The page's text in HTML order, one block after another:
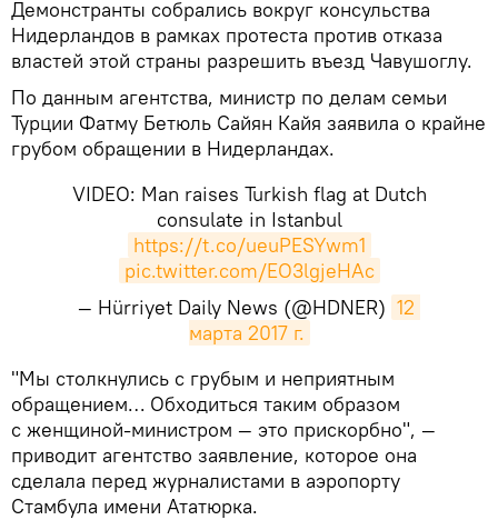
Демонстранты собрались вокруг консульства
Нидерландов в рамках протеста против отказа
властей этой страны разрешить въезд Чавушоглу.
По данным агентства, министр по делам семьи
Турции Фатму Бетюль Сайян Кайя заявила о крайне
грубом обращении в Нидерландах.
VIDEO: Man raises Turkish flag at Dutch
consulate in Istanbul
https://t.co/ueuPESYwm1
pic.twitter.com/EO3lgjeHAc
— Hürriyet Daily News (@HDNER) 12
марта 2017 г.
​"Мы столкнулись с грубым и неприятным
обращением… Обходиться таким образом
с женщиной-министром — это прискорбно", —
приводит агентство заявление, которое она
сделала перед журналистами в аэропорту
Стамбула имени Ататюрка.